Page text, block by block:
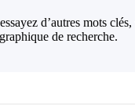
d’autres mots
de recherche.